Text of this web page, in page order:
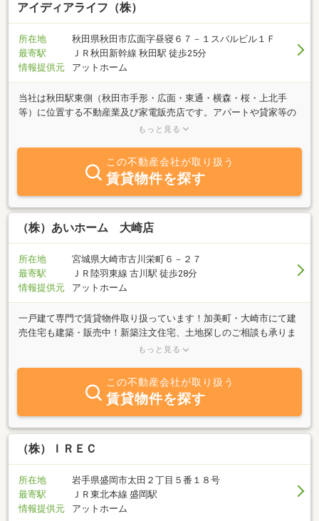
アイディアライフ（株）
所在地
秋田県秋田市広面字昼寝６７－１スバルビル１Ｆ
最寄駅
ＪＲ秋田新幹線 秋田駅 徒歩25分
情報提供元
アットホーム
当社は秋田駅東側（秋田市手形・広面・東通・横森・桜・上北手
等）に位置する不動産業及び家電販売店です。アパートや貸家等の
賃貸、土地・建物の売買・仲介はもちろん、住宅や住宅まわりのご
けのアパート物件も多数紹介させていただいております。是非お気
軽にお問い合わせくださいませ。
もっと見る
この不動産会社が取り扱う
賃貸物件を探す
（株）あいホーム 大崎店
所在地
宮城県大崎市古川栄町６－２７
最寄駅
ＪＲ陸羽東線 古川駅 徒歩28分
情報提供元
アットホーム
一戸建て専門で賃貸物件取り扱っています！加美町・大崎市にて建
売住宅も建築・販売中！新築注文住宅、土地探しのご相談も承りま
す。お気軽にお声掛けください♪ご来店、ご連絡、心よりお待ちし
もっと見る
この不動産会社が取り扱う
賃貸物件を探す
（株）ＩＲＥＣ
所在地
岩手県盛岡市太田２丁目５番１８号
最寄駅
ＪＲ東北本線 盛岡駅
情報提供元
アットホーム